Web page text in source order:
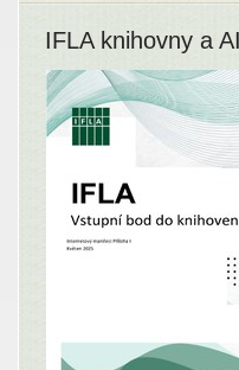
IFLA knihovny a